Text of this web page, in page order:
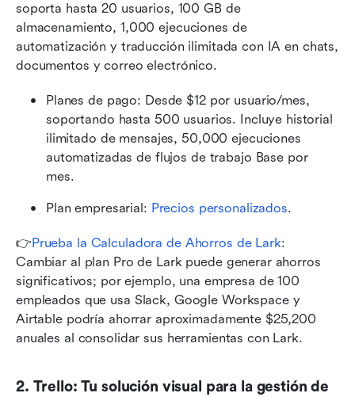
soporta hasta 20 usuarios, 100 GB de
almacenamiento, 1,000 ejecuciones de
automatización y traducción ilimitada con IA en chats,
documentos y correo electrónico.
Planes de pago: Desde $12 por usuario/mes,
soportando hasta 500 usuarios. Incluye historial
ilimitado de mensajes, 50,000 ejecuciones
automatizadas de flujos de trabajo Base por
mes.
Plan empresarial: Precios personalizados.
👉 Prueba la Calculadora de Ahorros de Lark:
Cambiar al plan Pro de Lark puede generar ahorros
significativos; por ejemplo, una empresa de 100
empleados que usa Slack, Google Workspace y
Airtable podría ahorrar aproximadamente $25,200
anuales al consolidar sus herramientas con Lark.
2. Trello: Tu solución visual para la gestión de